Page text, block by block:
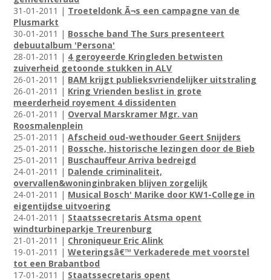
31-01-2011 | Troeteldonk Ã¬s een campagne van de
Plusmarkt
30-01-2011 | Bossche band The Surs presenteert
debuutalbum 'Persona'
28-01-2011 | 4 geroyeerde Kringleden betwisten
zuiverheid getoonde stukken in ALV
26-01-2011 | BAM krijgt publieksvriendelijker uitstraling
26-01-2011 | Kring Vrienden beslist in grote
meerderheid royement 4 dissidenten
26-01-2011 | Overval Marskramer Mgr. van
Roosmalenplein
25-01-2011 |Afscheid oud-wethouder Geert Snijders
25-01-2011 | Bossche, historische lezingen door de Bieb
25-01-2011 | Buschauffeur Arriva bedreigd
24-01-2011 | Dalende criminaliteit,
overvallen&woninginbraken blijven zorgelijk
24-01-2011 | Musical Bosch' Marike door KW1-College in
eigentijdse uitvoering
24-01-2011 | Staatssecretaris Atsma opent
windturbineparkje Treurenburg
21-01-2011 | Chroniqueur Eric Alink
19-01-2011 |Weteringsâ€™ Verkaderede met voorstel
tot een Brabantbod
17-01-2011 | Staatssecretaris opent